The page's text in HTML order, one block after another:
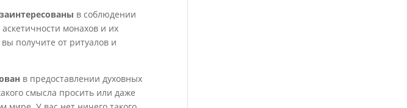
заинтересованы в соблюдении
монахов и их
получите от ритуалов и
в предоставлении духовных
смысла просить или даже